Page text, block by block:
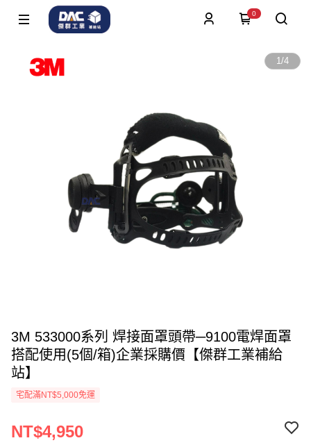
0
1/4
3M 533000系列 焊接面罩頭帶─9100電焊面罩
搭配使用(5個/箱)企業採購價【傑群工業補給
站】
宅配滿NT$5,000免運
NT$4,950